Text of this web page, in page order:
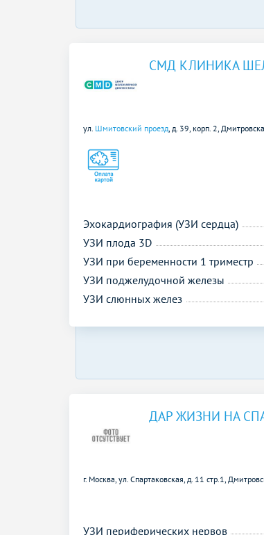
СМД КЛИНИКА
ул. Шмитовский проезд , д. 39, корп. 2,
Эхокардиография (УЗИ сердца)
УЗИ плода 3D
УЗИ при беременности 1 триместр
УЗИ поджелудочной железы
УЗИ слюнных желез
ДАР ЖИЗНИ НА
г. Москва, ул. Спартаковская, д. 11 стр.1,
УЗИ периферических нервов